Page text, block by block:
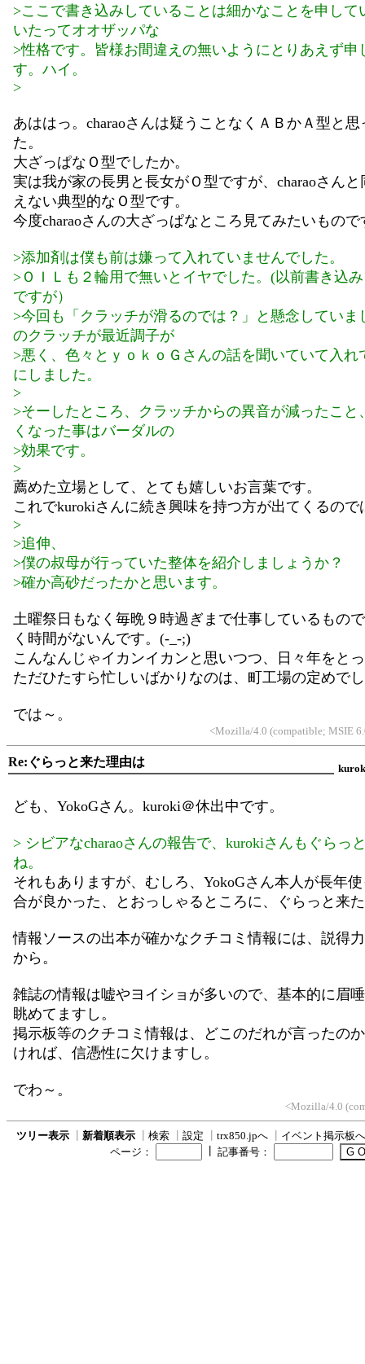
>ここで書き込みしていることは細かなことを申して
いたってオオザッパな
>性格です。皆様お間違えの無いようにとりあえず申
す。ハイ。
>
あははっ。charaoさんは疑うことなくＡＢかＡ型と
た。
大ざっぱなＯ型でしたか。
実は我が家の長男と長女がＯ型ですが、charaoさん
えない典型的なＯ型です。
今度charaoさんの大ざっぱなところ見てみたいもの
>添加剤は僕も前は嫌って入れていませんでした。
>ＯＩＬも２輪用で無いとイヤでした。(以前書き込
ですが）
>今回も「クラッチが滑るのでは？」と懸念していま
のクラッチが最近調子が
>悪く、色々とｙｏｋｏＧさんの話を聞いていて入れ
にしました。
>
>そーしたところ、クラッチからの異音が減ったこと
くなった事はバーダルの
>効果です。
>
薦めた立場として、とても嬉しいお言葉です。
これでkurokiさんに続き興味を持つ方が出てくるので
>
>追伸、
>僕の叔母が行っていた整体を紹介しましょうか？
>確か高砂だったかと思います。
土曜祭日もなく毎晩９時過ぎまで仕事しているもの
く時間がないんです。(-_-;)
こんなんじゃイカンイカンと思いつつ、日々年をと
ただひたすら忙しいばかりなのは、町工場の定めで
では～。
<Mozilla/4.0 (compatible; MSIE
Re:ぐらっと来た理由は
ども、YokoGさん。kuroki＠休出中です。
> シビアなcharaoさんの報告で、kurokiさんもぐらっ
ね。
それもありますが、むしろ、YokoGさん本人が長年
合が良かった、とおっしゃるところに、ぐらっと来
情報ソースの出本が確かなクチコミ情報には、説得
から。
雑誌の情報は嘘やヨイショが多いので、基本的に眉
眺めてますし。
掲示板等のクチコミ情報は、どこのだれが言ったの
ければ、信憑性に欠けますし。
でわ～。
<Mozilla/4.0
ツリー表示 新着順表示 検索 設定 trx850.jpへ
イベント掲示板へ
ページ：
記事番号：